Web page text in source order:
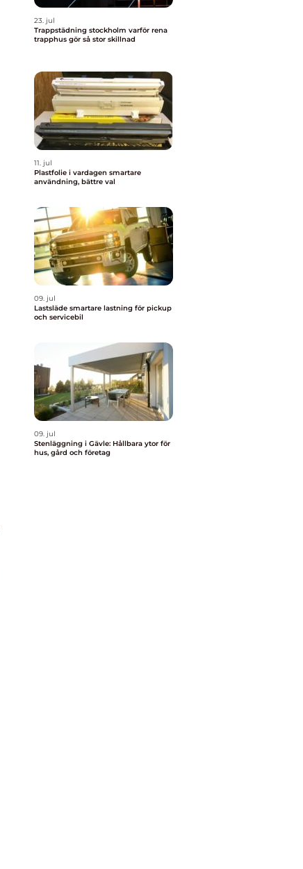
23. jul
Trappstädning stockholm varför rena
trapphus gör så stor skillnad
11. jul
Plastfolie i vardagen smartare
användning, bättre val
09. jul
Lastsläde smartare lastning för pickup
och servicebil
09. jul
Stenläggning i Gävle: Hållbara ytor för
hus, gård och företag